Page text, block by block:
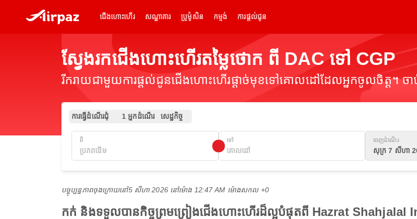
ជើងហោះហើរ សណ្ឋាគារ ប្រូម៉ូសិន កម្មង់ ការផ្តល់ជូន
ស្វែងរកជើងហោះហើរតម្លៃថោក ពី DAC ទៅ CGP
រីករាយជាមួយការផ្តល់ជូនជើងហោះហើរផ្តាច់មុខទៅគោលដៅដែលអ្នកចូលចិត្ត។ ចា
ការធ្វើដំណើរជុំ 1 អ្នកដំណើរ សេដ្ឋកិច្ច
ពី ទៅ ចេញដំណើរ
សុក្រ 7 សីហា
បច្ចុប្បន្នភាពចុងក្រោយនៅ5 សីហា 2026 នៅ​ម៉ោង 12:47 AM ម៉ោង​សកល +0
កក់ និងទទួលបានកិច្ចព្រមព្រៀងជើងហោះហើរដ៏ល្អបំផុតពី Hazrat